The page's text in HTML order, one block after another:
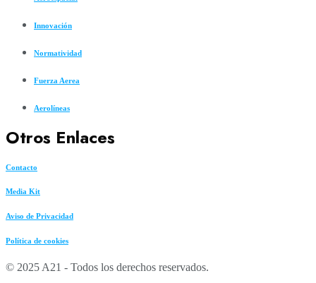
Innovación
Normatividad
Fuerza Aerea
Aerolíneas
Otros Enlaces
Contacto
Media Kit
Aviso de Privacidad
Política de cookies
© 2025 A21 - Todos los derechos reservados.